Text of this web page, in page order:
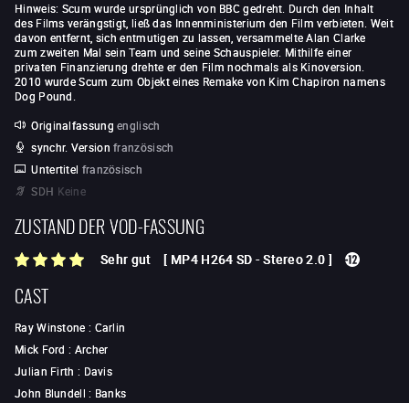
Hinweis: Scum wurde ursprünglich von BBC gedreht. Durch den Inhalt
des Films verängstigt, ließ das Innenministerium den Film verbieten. Weit
davon entfernt, sich entmutigen zu lassen, versammelte Alan Clarke
zum zweiten Mal sein Team und seine Schauspieler. Mithilfe einer
privaten Finanzierung drehte er den Film nochmals als Kinoversion.
2010 wurde Scum zum Objekt eines Remake von Kim Chapiron namens
Dog Pound.
Originalfassung englisch
synchr. Version französisch
Untertitel französisch
SDH Keine
ZUSTAND DER VOD-FASSUNG
Sehr gut [ MP4 H264 SD -Stereo 2.0 ]
CAST
Ray Winstone : Carlin
Mick Ford : Archer
Julian Firth : Davis
John Blundell : Banks